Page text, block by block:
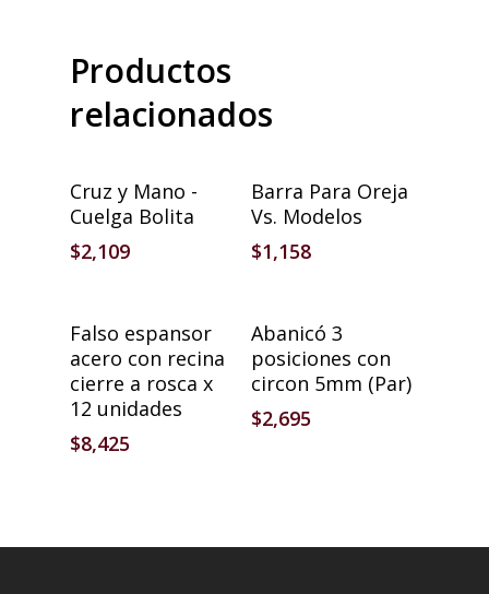
Productos
relacionados
Cruz y Mano -
Cuelga Bolita
$2,109
Barra Para Oreja
Vs. Modelos
$1,158
Falso espansor
acero con recina
cierre a rosca x
12 unidades
$8,425
Añadir Al Carrito
Abanicó 3
posiciones con
circon 5mm (Par)
$2,695